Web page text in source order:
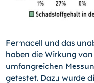
Fermacell und das
haben die Wirkung
umfangreichen
getestet. Dazu wurde